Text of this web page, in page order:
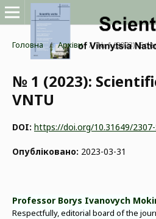
Головна / Архіви / № 1 (2023):
№ 1 (2023):
VNTU
DOI: https://doi.org/10.31649/2307-
Опубліковано: 2023-03-31
Professor Borys Ivanovych
Respectfully, editorial board of the